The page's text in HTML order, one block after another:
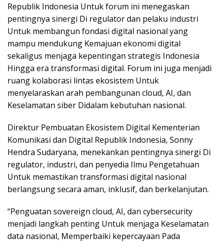
Republik Indonesia Untuk forum ini menegaskan
pentingnya sinergi Di regulator dan pelaku industri
Untuk membangun fondasi digital nasional yang
mampu mendukung Kemajuan ekonomi digital
sekaligus menjaga kepentingan strategis Indonesia
Hingga era transformasi digital. Forum ini juga menjadi
ruang kolaborasi lintas ekosistem Untuk
menyelaraskan arah pembangunan cloud, AI, dan
Keselamatan siber Didalam kebutuhan nasional.
Direktur Pembuatan Ekosistem Digital Kementerian
Komunikasi dan Digital Republik Indonesia, Sonny
Hendra Sudaryana, menekankan pentingnya sinergi Di
regulator, industri, dan penyedia Ilmu Pengetahuan
Untuk memastikan transformasi digital nasional
berlangsung secara aman, inklusif, dan berkelanjutan.
“Penguatan sovereign cloud, AI, dan cybersecurity
menjadi langkah penting Untuk menjaga Keselamatan
data nasional, Memperbaiki kepercayaan Pada